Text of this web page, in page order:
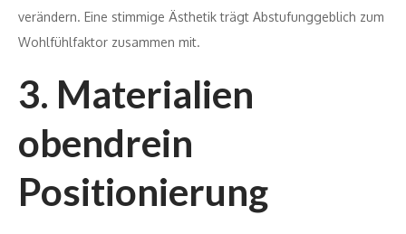
verändern. Eine stimmige Ästhetik trägt Abstufunggeblich zum
Wohlfühlfaktor zusammen mit.
3. Materialien
obendrein
Positionierung